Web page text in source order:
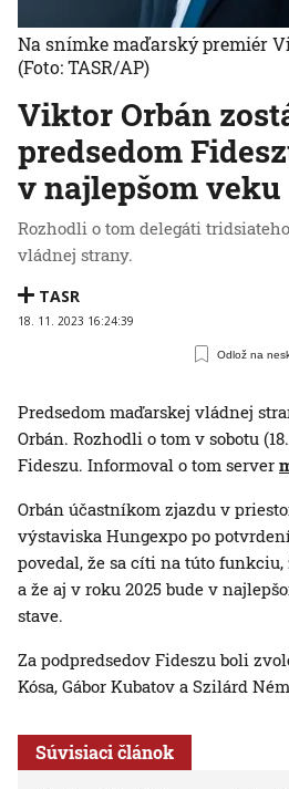
Viktor Orbán
predsedom
v najlepšom veku
Rozhodli o tom delegáti
vládnej strany.
TASR
18. 11. 2023 16:24:39
Odlož na
Na snímke maďarský premiér
(Foto: TASR/AP)
Predsedom maďarskej vládnej
Orbán. Rozhodli o tom v sobotu
Fideszu. Informoval o tom server
Orbán účastníkom zjazdu v
výstaviska Hungexpo po
povedal, že sa cíti na túto
a že aj v roku 2025 bude v
stave.
Za podpredsedov Fideszu boli
Kósa, Gábor Kubatov a Szilárd
Súvisiaci článok